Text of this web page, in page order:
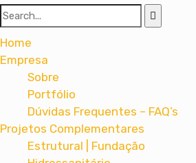
Home
Empresa
Sobre
Portfólio
Dúvidas Frequentes – FAQ’s
Projetos Complementares
Estrutural | Fundação